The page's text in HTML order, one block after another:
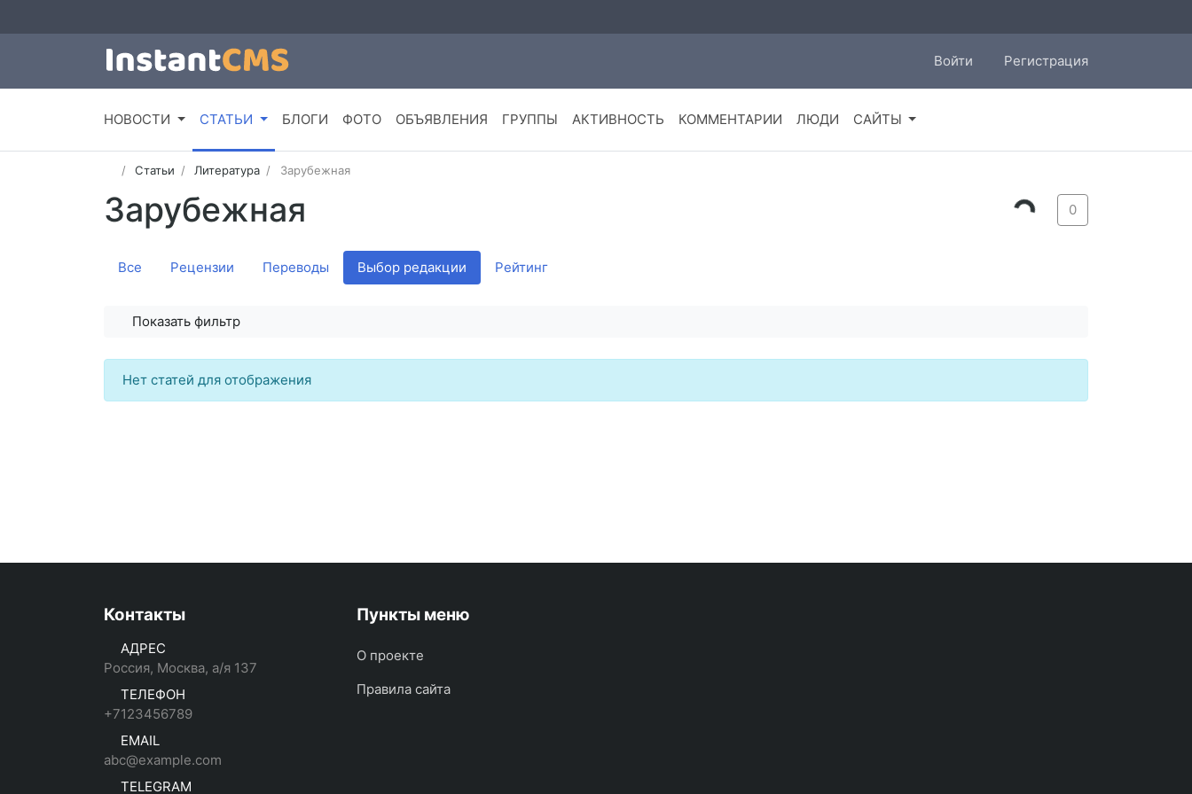
Войти Регистрация
НОВОСТИ СТАТЬИ БЛОГИ ФОТО ОБЪЯВЛЕНИЯ ГРУППЫ АКТИВНОСТЬ КОММЕНТАРИИ ЛЮДИ САЙТЫ
Статьи Литература Зарубежная
Зарубежная 0
Все Рецензии Переводы Выбор редакции Рейтинг
Показать фильтр
Нет статей для отображения
Контакты
АДРЕС
Россия, Москва, а/я 137
ТЕЛЕФОН
+7123456789
EMAIL
abc@example.com
TELEGRAM
Пункты меню
О проекте
Правила сайта